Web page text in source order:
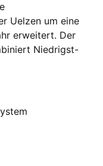
Uelzen um eine
erweitert. Der
Niedrigst-